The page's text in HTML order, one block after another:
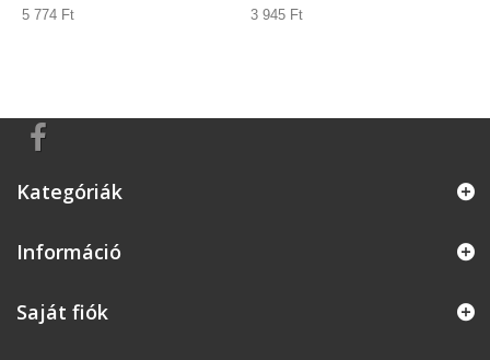
5 774 Ft‎ 3 945 Ft‎
Kategóriák
Információ
Saját fiók